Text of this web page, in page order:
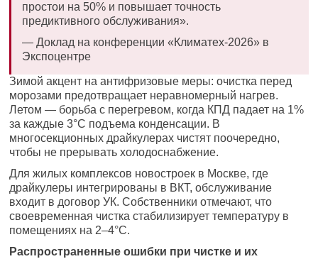
простои на 50% и повышает точность
предиктивного обслуживания».
— Доклад на конференции «Климатех-2026» в
Экспоцентре
Зимой акцент на антифризовые меры: очистка перед
морозами предотвращает неравномерный нагрев.
Летом — борьба с перегревом, когда КПД падает на 1%
за каждые 3°C подъема конденсации. В
многосекционных драйкулерах чистят поочередно,
чтобы не прерывать холодоснабжение.
Для жилых комплексов новостроек в Москве, где
драйкулеры интегрированы в ВКТ, обслуживание
входит в договор УК. Собственники отмечают, что
своевременная чистка стабилизирует температуру в
помещениях на 2–4°C.
Распространенные ошибки при чистке и их